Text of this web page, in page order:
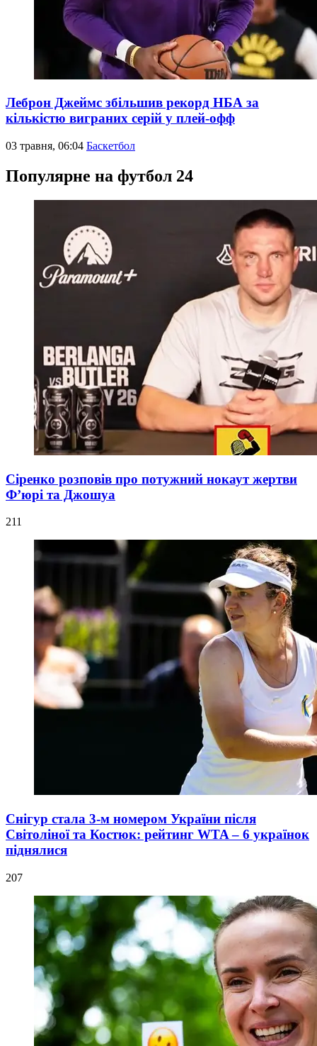
Леброн Джеймс збільшив рекорд НБА за
кількістю виграних серій у плей-офф
03 травня, 06:04 Баскетбол
Популярне на футбол 24
Сіренко розповів про потужний нокаут жертви
Ф’юрі та Джошуа
211
Снігур стала 3-м номером України після
Світоліної та Костюк: рейтинг WTA – 6 українок
піднялися
207